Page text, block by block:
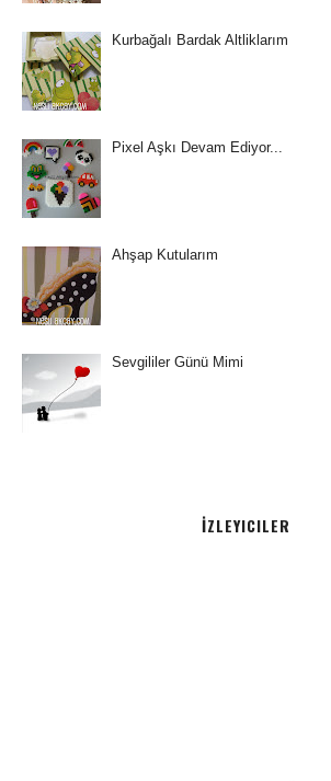
Kurbağalı Bardak Altliklarım
Pixel Aşkı Devam Ediyor...
Ahşap Kutularım
Sevgililer Günü Mimi
İZLEYICILER